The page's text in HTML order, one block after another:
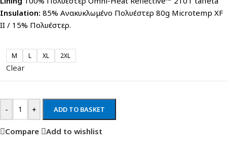
Insulation: 85% Ανακυκλωμένο Πολυέστερ 80g Microtemp XF
II / 15% Πολυέστερ.
M L XL 2XL
Clear
- + ADD TO BASKET
Compare Add to wishlist